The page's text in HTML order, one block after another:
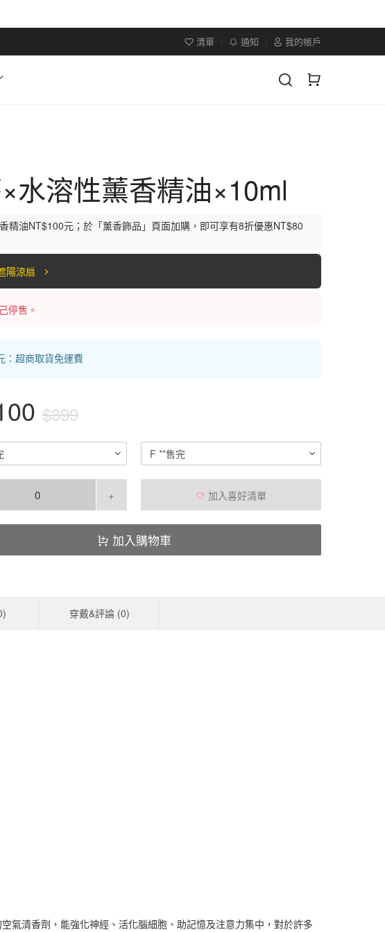
清單 通知 我的帳戶
水溶性薰香精油×10ml
精油NT$100元；於「薰香飾品」頁面加購，即可享有8折優惠NT$80
陽涼扇
停售。
：超商取貨免運費
$399
F **售完
+ 加入喜好清單
加入購物車
) 穿戴&評論 (0)
氣清香劑，能強化神經、活化腦細胞、助記憶及注意力集中，對於許多